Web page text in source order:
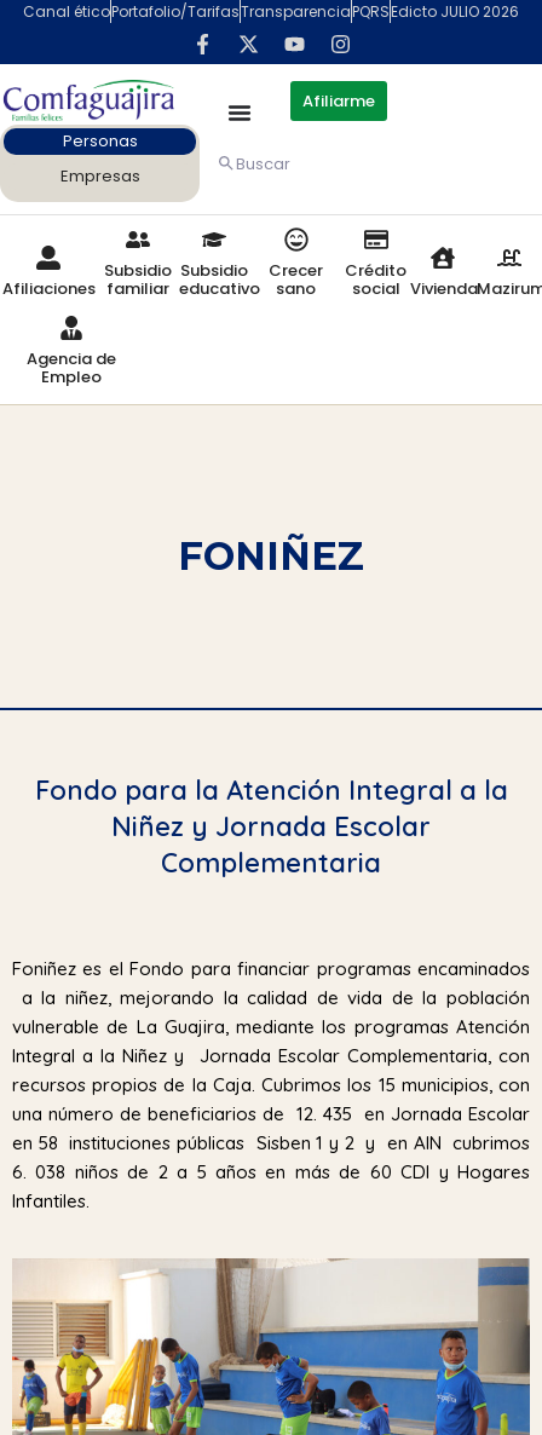
Canal éticoPortafolio/TarifasTransparenciaPQRSEdicto JULIO 2026
Afiliarme
Personas
Empresas
Buscar
Afiliaciones
Subsidio
familiar
Subsidio
educativo
Crecer
sano
Crédito
social Vivienda
Agencia de
Empleo
FONIÑEZ
Fondo para la Atención Integral a la
Niñez y Jornada Escolar
Complementaria
Foniñez es el Fondo para financiar programas encaminados
a la niñez, mejorando la calidad de vida de la población
vulnerable de La Guajira, mediante los programas Atención
Integral a la Niñez y Jornada Escolar Complementaria, con
recursos propios de la Caja. Cubrimos los 15 municipios, con
una número de beneficiarios de 12. 435 en Jornada Escolar
en 58 instituciones públicas Sisben 1 y 2 y en AIN cubrimos
6. 038 niños de 2 a 5 años en más de 60 CDI y Hogares
Infantiles.